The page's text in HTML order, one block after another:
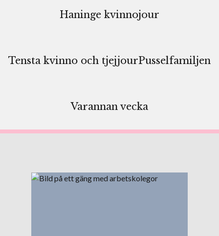
Haninge kvinnojour
Tensta kvinno och tjejjourPusselfamiljen
Varannan vecka